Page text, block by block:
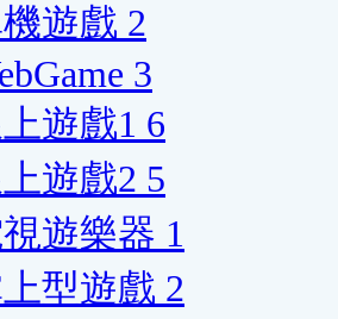
遊戲 2
3
遊戲1 6
遊戲2 5
遊樂器 1
型遊戲 2